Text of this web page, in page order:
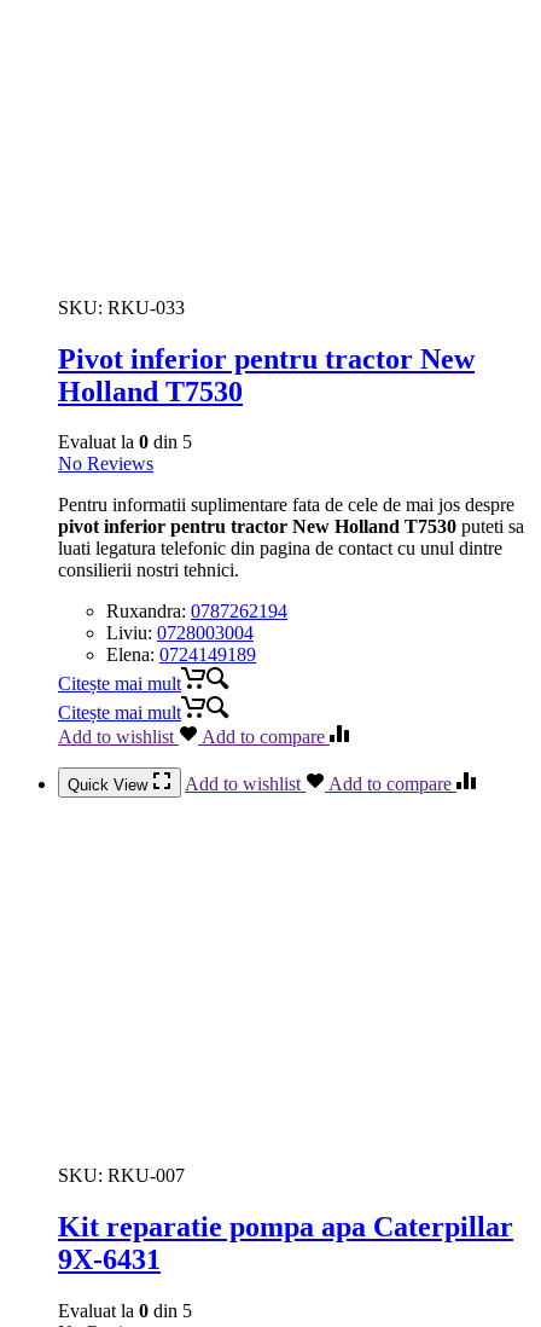
SKU: RKU-033
Pivot inferior pentru tractor New
Holland T7530
Evaluat la 0 din 5
No Reviews
Pentru informatii suplimentare fata de cele de mai jos despre
pivot inferior pentru tractor New Holland T7530 puteti sa
luati legatura telefonic din pagina de contact cu unul dintre
consilierii nostri tehnici.
Ruxandra: 0787262194
Liviu: 0728003004
Elena: 0724149189
Citește mai mult
Citește mai mult
Add to wishlist
Add to compare
Quick View Add to wishlist Add to compare
SKU: RKU-007
Kit reparatie pompa apa Caterpillar
9X-6431
Evaluat la 0 din 5